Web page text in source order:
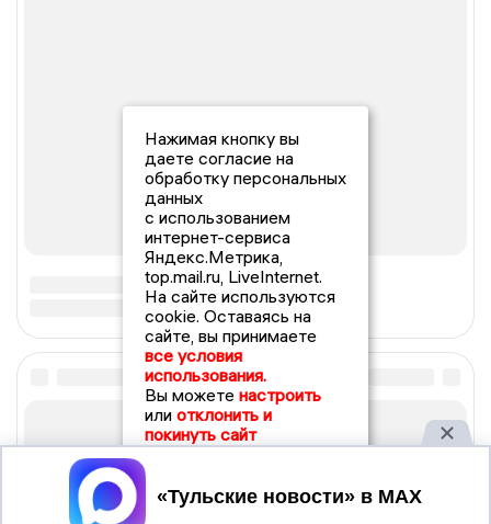
Нажимая кнопку вы
даете согласие на
обработку персональных
данных
с использованием
интернет-сервиса
Яндекс.Метрика,
top.mail.ru, LiveInternet.
На сайте используются
cookie. Оставаясь на
сайте, вы принимаете
все условия
использования.
Вы можете настроить
или отклонить и
покинуть сайт
Принять